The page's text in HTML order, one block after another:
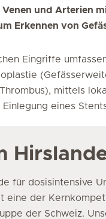
Venen und Arterien
Erkennen von
Eingriffe
mittels
eines
für dosisintensive
eine der
der Schweiz.